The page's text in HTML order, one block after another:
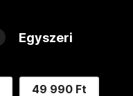
Egyszeri
49 990 Ft